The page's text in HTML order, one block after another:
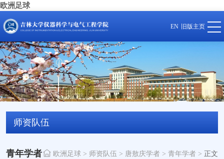
欧洲足球
EN 旧版主页
师资队伍
青年学者 欧洲足球 > 师资队伍 > 唐敖庆学者 > 青年学者 > 正文